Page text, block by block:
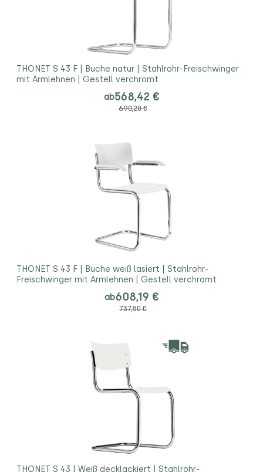
THONET S 43 F | Buche natur | Stahlrohr-Freischwinger
mit Armlehnen | Gestell verchromt
ab568,42 €
690,20 €
THONET S 43 F | Buche weiß lasiert | Stahlrohr-
Freischwinger mit Armlehnen | Gestell verchromt
ab608,19 €
737,80 €
THONET S 43 | Weiß decklackiert | Stahlrohr-